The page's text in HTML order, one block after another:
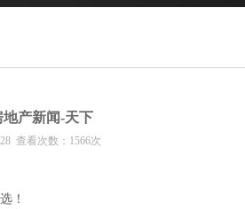
产新闻-天下
查看次数：1566次
！